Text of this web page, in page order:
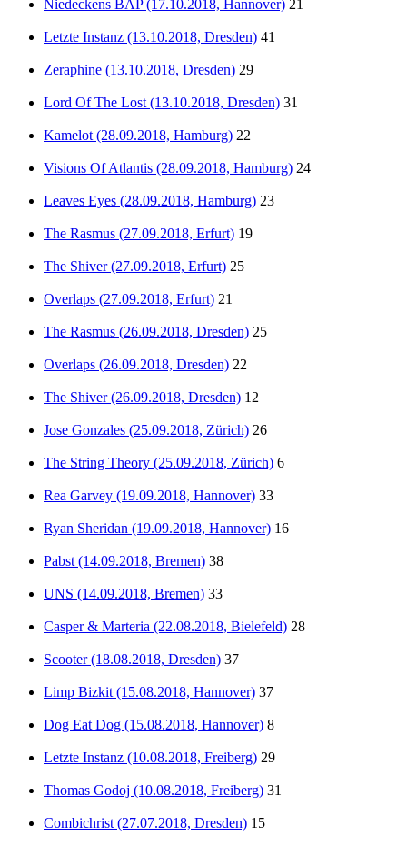
Niedeckens BAP (17.10.2018, Hannover) 21
Letzte Instanz (13.10.2018, Dresden) 41
Zeraphine (13.10.2018, Dresden) 29
Lord Of The Lost (13.10.2018, Dresden) 31
Kamelot (28.09.2018, Hamburg) 22
Visions Of Atlantis (28.09.2018, Hamburg) 24
Leaves Eyes (28.09.2018, Hamburg) 23
The Rasmus (27.09.2018, Erfurt) 19
The Shiver (27.09.2018, Erfurt) 25
Overlaps (27.09.2018, Erfurt) 21
The Rasmus (26.09.2018, Dresden) 25
Overlaps (26.09.2018, Dresden) 22
The Shiver (26.09.2018, Dresden) 12
Jose Gonzales (25.09.2018, Zürich) 26
The String Theory (25.09.2018, Zürich) 6
Rea Garvey (19.09.2018, Hannover) 33
Ryan Sheridan (19.09.2018, Hannover) 16
Pabst (14.09.2018, Bremen) 38
UNS (14.09.2018, Bremen) 33
Casper & Marteria (22.08.2018, Bielefeld) 28
Scooter (18.08.2018, Dresden) 37
Limp Bizkit (15.08.2018, Hannover) 37
Dog Eat Dog (15.08.2018, Hannover) 8
Letzte Instanz (10.08.2018, Freiberg) 29
Thomas Godoj (10.08.2018, Freiberg) 31
Combichrist (27.07.2018, Dresden) 15